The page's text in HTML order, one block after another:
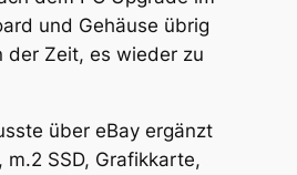
und Gehäuse übrig
der Zeit, es wieder zu
über eBay ergänzt
SSD, Grafikkarte,